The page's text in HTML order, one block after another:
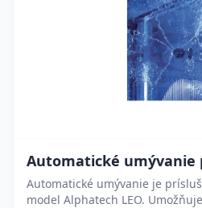
Automatické umývanie
Automatické umývanie je
model Alphatech LEO.